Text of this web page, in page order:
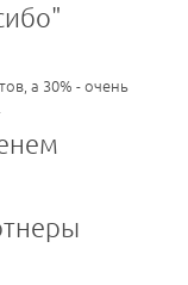
а 30% - очень